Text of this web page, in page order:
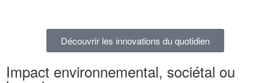
Découvrir les innovations du quotidien
Impact environnemental, sociétal ou